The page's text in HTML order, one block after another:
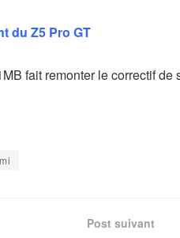
du Z5 Pro GT
fait remonter le correctif de
Post suivant